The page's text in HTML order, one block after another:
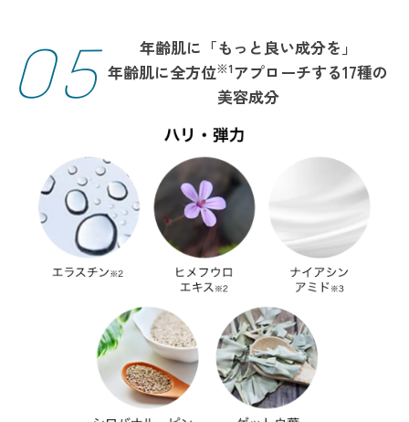
05
年齢肌に「もっと良い成分を」
年齢肌に全方位※1アプローチする17種の
美容成分